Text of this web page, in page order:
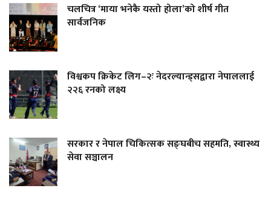
चलचित्र ‘माया भनेकै यस्तो होला’को शीर्ष गीत
सार्वजनिक
विश्वकप क्रिकेट लिग–२ः नेदरल्यान्ड्सद्वारा नेपाललाई
२२६ रनको लक्ष्य
सरकार र नेपाल चिकित्सक सङ्घबीच सहमति, स्वास्थ्य
सेवा सञ्चालन